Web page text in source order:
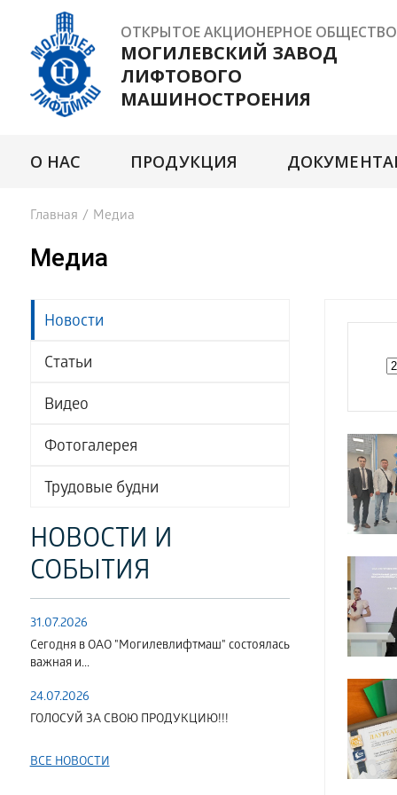
ОТКРЫТОЕ АКЦИОНЕРНОЕ ОБЩЕСТВО
МОГИЛЕВСКИЙ ЗАВОД
ЛИФТОВОГО
МАШИНОСТРОЕНИЯ
О НАС ПРОДУКЦИЯ
Главная / Медиа
Медиа
Новости
Статьи
Видео
Фотогалерея
Трудовые будни
НОВОСТИ И
СОБЫТИЯ
31.07.2026
Сегодня в ОАО "Могилевлифтмаш" состоялась
важная и...
24.07.2026
ГОЛОСУЙ ЗА СВОЮ ПРОДУКЦИЮ!!!
ВСЕ НОВОСТИ